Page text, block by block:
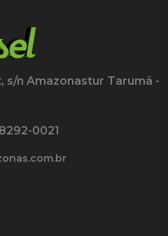
s/n Amazonastur Tarumã -
0021